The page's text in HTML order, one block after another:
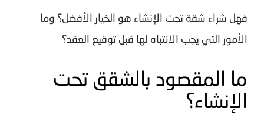
فهل شراء شقة تحت الإنشاء هو الخيار الأفضل؟ وما
الأمور التي يجب الانتباه لها قبل توقيع العقد؟
ما المقصود بالشقق تحت
الإنشاء؟